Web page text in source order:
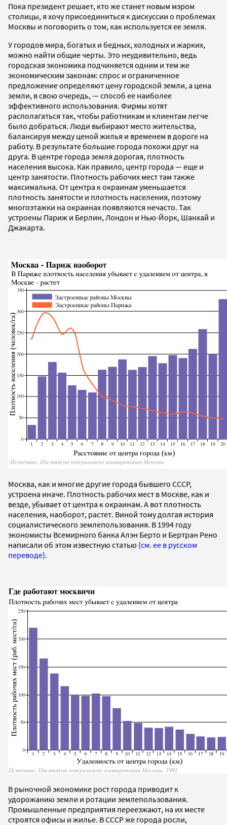
Пока президент решает, кто же станет новым мэром
столицы, я хочу присоединиться к дискуссии о проблемах
Москвы и поговорить о том, как используется ее земля.
У городов мира, богатых и бедных, холодных и жарких,
можно найти общие черты. Это неудивительно, ведь
городская экономика подчиняется одним и тем же
экономическим законам: спрос и ограниченное
предложение определяют цену городской земли, а цена
земли, в свою очередь, — способ ее наиболее
эффективного использования. Фирмы хотят
располагаться так, чтобы работникам и клиентам легче
было добраться. Люди выбирают место жительства,
балансируя между ценой жилья и временем в дороге на
работу. В результате большие города похожи друг на
друга. В центре города земля дорогая, плотность
населения высока. Как правило, центр города — еще и
центр занятости. Плотность рабочих мест там также
максимальна. От центра к окраинам уменьшается
плотность занятости и плотность населения, поэтому
многоэтажки на окраинах появляются нечасто. Так
устроены Париж и Берлин, Лондон и Нью-Йорк, Шанхай и
Джакарта.
Москва, как и многие другие города бывшего СССР,
устроена иначе. Плотность рабочих мест в Москве, как и
везде, убывает от центра к окраинам. А вот плотность
населения, наоборот, растет. Виной тому долгая история
социалистического землепользования. В 1994 году
экономисты Всемирного банка Алэн Берто и Бертран Рено
написали об этом известную статью (см. ее в русском
переводе).
В рыночной экономике рост города приводит к
удорожанию земли и ротации землепользования.
Промышленные предприятия переезжают, на их месте
строятся офисы и жилье. В СССР же города росли,